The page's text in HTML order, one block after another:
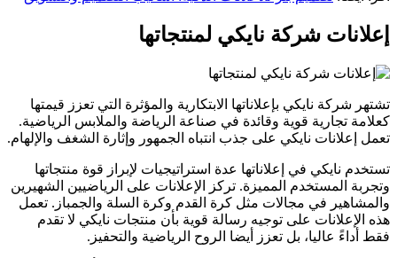
إعلانات شركة نايكي لمنتجاتها
تشتهر شركة نايكي بإعلاناتها الابتكارية والمؤثرة التي تعزز قيمتها
كعلامة تجارية قوية وقائدة في صناعة الرياضة والملابس الرياضية.
تعمل إعلانات نايكي على جذب انتباه الجمهور وإثارة الشغف والإلهام.
تستخدم نايكي في إعلاناتها عدة استراتيجيات لإبراز قوة منتجاتها
وتجربة المستخدم المميزة. تركز الإعلانات على الرياضيين الشهيرين
والمشاهير في مجالات مثل كرة القدم وكرة السلة والجمباز. تعمل
هذه الإعلانات على توجيه رسالة قوية بأن منتجات نايكي لا تقدم
فقط أداءً عاليا، بل تعزز أيضا الروح الرياضية والتحفيز.